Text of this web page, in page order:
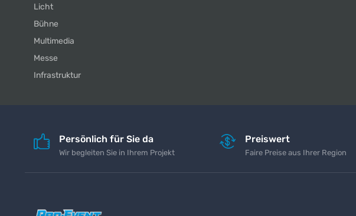
Licht
Bühne
Multimedia
Messe
Infrastruktur
Persönlich für Sie da
Wir begleiten Sie in Ihrem Projekt
Preiswert
Faire Preise aus Ihrer Region